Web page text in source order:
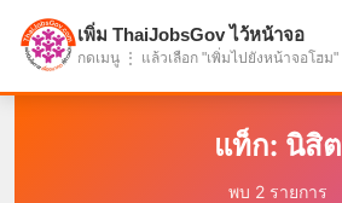
แบ่งปันโอกาส เพื่ออนาคตที่ก้าวหน้า
แท็ก: นิสิต
พบ 2 รายการ
เพิ่ม ThaiJobsGov ไว้หน้าจอ
กดเมนู ⋮ แล้วเลือก "เพิ่มไปยังหน้าจอโฮม"